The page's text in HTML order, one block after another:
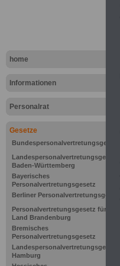
home
Informationen
Personalrat
Gesetze
Bundespersonalvertretungsgesetz
Landespersonalvertretungsgesetz
Baden-Württemberg
Bayerisches
Personalvertretungsgesetz
Berliner Personalvertretungsgesetz
Personalvertretungsgesetz für das
Land Brandenburg
Bremisches
Personalvertretungsgesetz
Landespersonalvertretungsgesetz
Hamburg